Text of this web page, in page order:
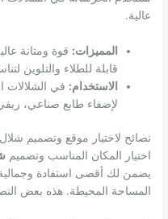
عالية.
المميزات: قوة ومتانة
قابلة للطلاء والتلوين
الاستخدام: في الشلالات
لإضفاء طابع صناعي،
نصائح لاختيار موقع وتصميم
اختيار المكان المناسب وتصميم
يضمن لك أقصى استفادة
المساحة المحيطة. هذه بعض